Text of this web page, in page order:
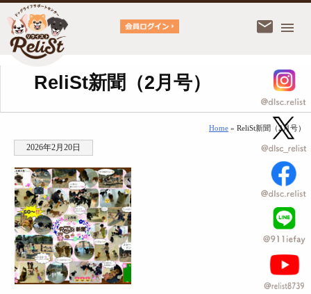
ReliSt新聞（2月号）
Home » ReliSt新聞（2月号）
2026年2月20日